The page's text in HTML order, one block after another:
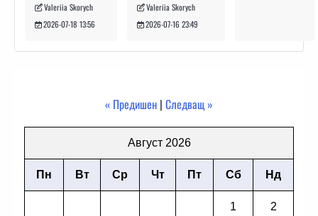
Valeriia Skorych
2026-07-18 13:56
Valeriia Skorych
2026-07-16 23:49
« Предишен | Следващ »
Август 2026
Пн Вт Ср Чт Пт Сб Нд
1 2